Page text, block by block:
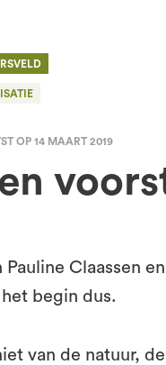
OP 14 MAART 2019
Pauline Claassen
begin dus.
van de natuur,